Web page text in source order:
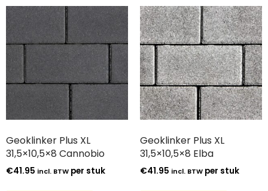
Geoklinker Plus XL
31,5×10,5×8 Cannobio
€41.95 incl. BTW per stuk
Geoklinker Plus XL
31,5×10,5×8 Elba
€41.95 incl. BTW per stuk